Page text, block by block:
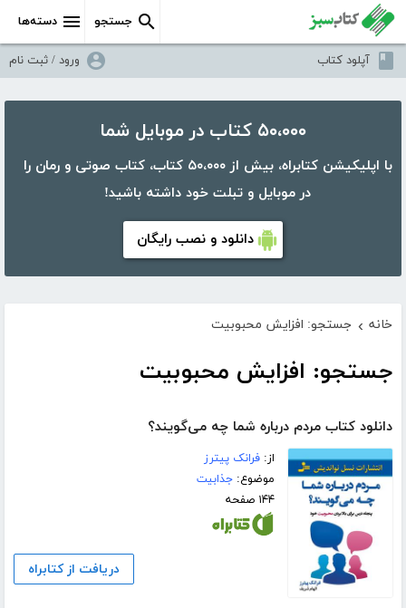
دسته‌ها جستجو
آپلود کتاب ورود / ثبت نام
۵۰،۰۰۰ کتاب در موبایل شما
با اپلیکیشن کتابراه، بیش از ۵۰،۰۰۰ کتاب، کتاب صوتی و رمان را
در موبایل و تبلت خود داشته باشید!
دانلود و نصب رایگان
خانه › جستجو: افزایش محبوبیت
جستجو: افزایش محبوبیت
دانلود کتاب مردم درباره شما چه می‌گویند؟
از:فرانک پیترز
موضوع:جذابیت
۱۴۴ صفحه
دریافت از کتابراه